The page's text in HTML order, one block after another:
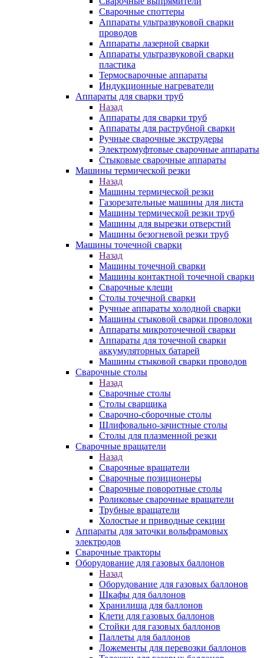
Сварочные споттеры
Аппараты ультразвуковой сварки
проводов
Аппараты лазерной сварки
Аппараты ультразвуковой сварки
пластика
Термосварочные аппараты
Индукционные нагреватели
Аппараты для сварки труб
Назад
Аппараты для сварки труб
Аппараты для раструбной сварки
Ручные сварочные экструдеры
Электромуфтовые сварочные аппараты
Стыковые сварочные аппараты
Машины термической резки
Назад
Машины термической резки
Газорезательные машины для листа
Машины термической резки труб
Машины для вырезки отверстий
Машины безогневой резки труб
Машины точечной сварки
Назад
Машины точечной сварки
Машины контактной точечной сварки
Сварочные клещи
Столы точечной сварки
Ручные аппараты холодной сварки
Машины стыковой сварки проволоки
Аппараты микроточечной сварки
Аппараты для точечной сварки
аккумуляторных батарей
Машины стыковой сварки проводов
Сварочные столы
Назад
Сварочные столы
Столы сварщика
Сварочно-сборочные столы
Шлифовально-зачистные столы
Столы для плазменной резки
Сварочные вращатели
Назад
Сварочные вращатели
Сварочные позиционеры
Сварочные поворотные столы
Роликовые сварочные вращатели
Трубные вращатели
Холостые и приводные секции
Аппараты для заточки вольфрамовых
электродов
Сварочные тракторы
Оборудование для газовых баллонов
Назад
Оборудование для газовых баллонов
Шкафы для баллонов
Хранилища для баллонов
Клети для газовых баллонов
Стойки для газовых баллонов
Паллеты для баллонов
Ложементы для перевозки баллонов